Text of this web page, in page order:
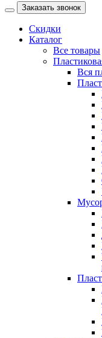
Заказать звонок
Скидки
Каталог
Все товары
Вся